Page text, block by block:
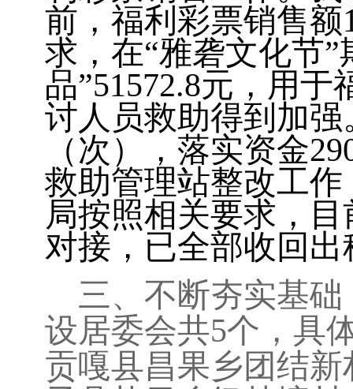
前，福利彩票销售额
求，在“雅砻文化节
品”51572.8元，用于
讨人员救助得到加
（次），落实资金
救助管理站整改工
局按照相关要求，
对接，已全部收回
三、不断夯实基
设居委会共5个，具
贡嘎县昌果乡团结